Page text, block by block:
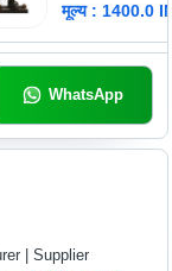
मूल्य : 1400.0
WhatsApp
| Supplier